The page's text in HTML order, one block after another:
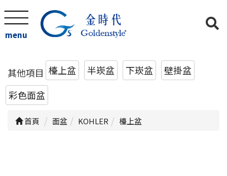
menu
其他項目 檯上盆 半崁盆 下崁盆
壁掛盆
彩色面盆
首頁 面盆 KOHLER 檯上盆